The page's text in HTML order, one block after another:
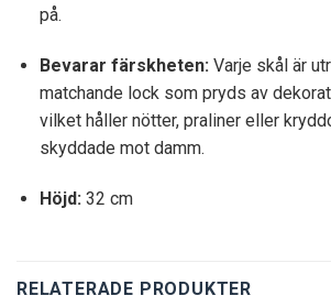
på.
Bevarar färskheten:Varje skål är
matchande lock som pryds av
vilket håller nötter, praliner eller
skyddade mot damm.
Höjd: 32 cm
RELATERADE PRODUKTER